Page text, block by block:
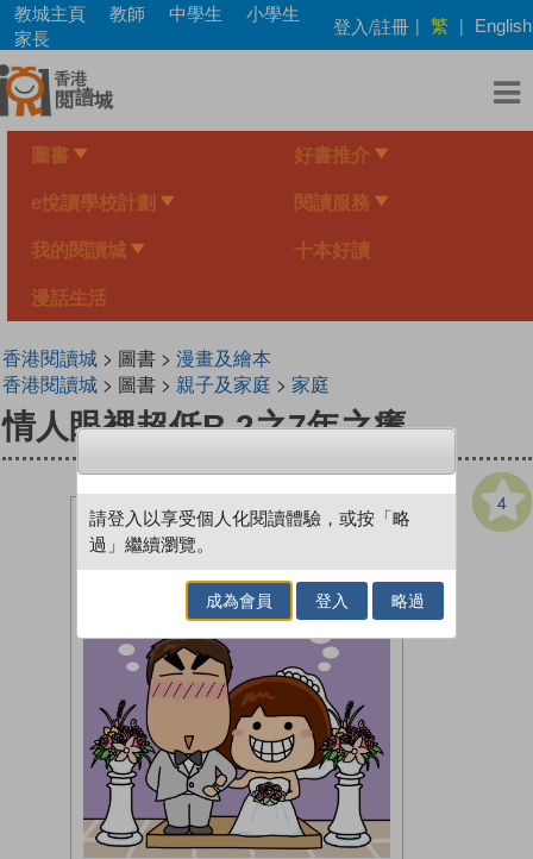
Skip
main
content
教城主頁 教師 中學生
小學生
家長
登入/註冊 | 繁 | English
圖書 好書推介
e悅讀學校計劃 閱讀服務
我的閱讀城 十本好讀
漫話生活
香港閱讀城> 圖書 > 漫畫及繪本
香港閱讀城> 圖書 > 親子及家庭 > 家庭
情人眼裡超低B 2之7年之癢
4
請登入以享受個人化閱讀體驗，或按「略
過」繼續瀏覽。
成為會員 登入 略過